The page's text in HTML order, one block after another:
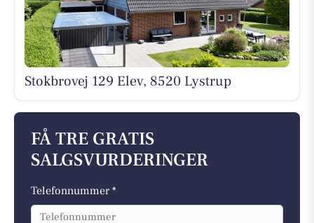
Stokbrovej 129 Elev, 8520 Lystrup
FÅ TRE GRATIS
SALGSVURDERINGER
Telefonnummer *